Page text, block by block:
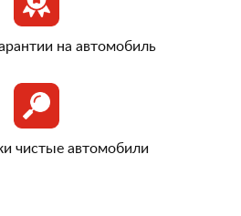
на автомобиль
чистые автомобили